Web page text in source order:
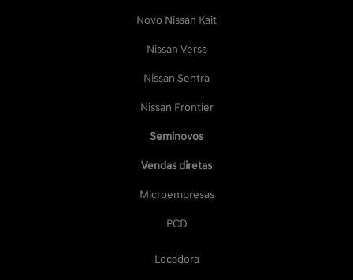
Novo Nissan Kait
Nissan Versa
Nissan Sentra
Nissan Frontier
Seminovos
Vendas diretas
Microempresas
PCD
Locadora